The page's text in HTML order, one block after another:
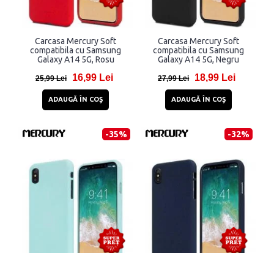
Carcasa Mercury Soft
compatibila cu Samsung
Galaxy A14 5G, Rosu
25,99 Lei 16,99 Lei
ADAUGĂ ÎN COŞ
Carcasa Mercury Soft
compatibila cu Samsung
Galaxy A14 5G, Negru
27,99 Lei 18,99 Lei
ADAUGĂ ÎN COŞ
-35% -32%